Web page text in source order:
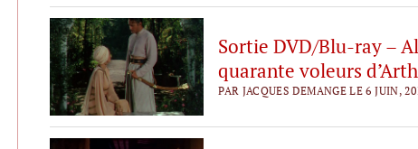
Sortie DVD/Blu-ray –
quarante voleurs
PAR JACQUES DEMANGE LE 6 JUIN,